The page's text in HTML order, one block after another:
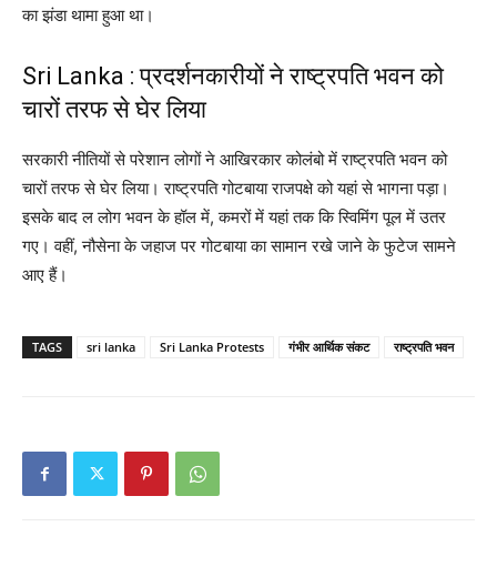
का झंडा थामा हुआ था।
Sri Lanka : प्रदर्शनकारीयों ने राष्ट्रपति भवन को
चारों तरफ से घेर लिया
सरकारी नीतियों से परेशान लोगों ने आखिरकार कोलंबो में राष्ट्रपति भवन को
चारों तरफ से घेर लिया। राष्ट्रपति गोटबाया राजपक्षे को यहां से भागना पड़ा।
इसके बाद ल लोग भवन के हॉल में, कमरों में यहां तक कि स्विमिंग पूल में उतर
गए। वहीं, नौसेना के जहाज पर गोटबाया का सामान रखे जाने के फुटेज सामने
आए हैं।
TAGS sri lanka Sri Lanka Protests गंभीर आर्थिक संकट राष्ट्रपति भवन